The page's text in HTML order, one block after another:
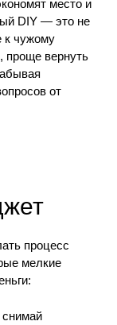
место и
DIY — это не
к чужому
проще вернуть
от
процесс
мелкие
снимай